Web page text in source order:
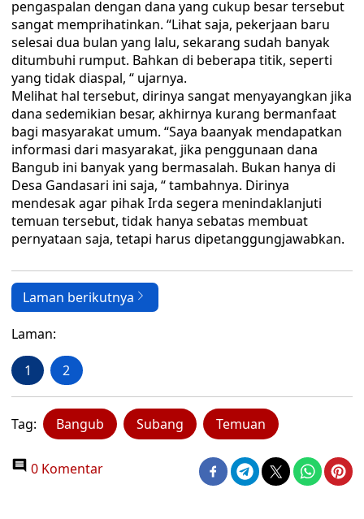
pengaspalan dengan dana yang cukup besar tersebut
sangat memprihatinkan. “Lihat saja, pekerjaan baru
selesai dua bulan yang lalu, sekarang sudah banyak
ditumbuhi rumput. Bahkan di beberapa titik, seperti
yang tidak diaspal, “ ujarnya.
Melihat hal tersebut, dirinya sangat menyayangkan jika
dana sedemikian besar, akhirnya kurang bermanfaat
bagi masyarakat umum. “Saya baanyak mendapatkan
informasi dari masyarakat, jika penggunaan dana
Bangub ini banyak yang bermasalah. Bukan hanya di
Desa Gandasari ini saja, “ tambahnya. Dirinya
mendesak agar pihak Irda segera menindaklanjuti
temuan tersebut, tidak hanya sebatas membuat
pernyataan saja, tetapi harus dipetanggungjawabkan.
Laman berikutnya
Laman:
1 2
Tag: Bangub Subang Temuan
0 Komentar